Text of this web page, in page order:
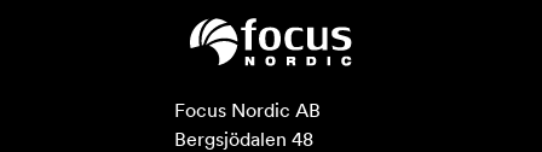
Focus Nordic AB
Bergsjödalen 48